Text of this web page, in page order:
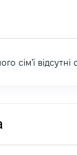
сім'ї